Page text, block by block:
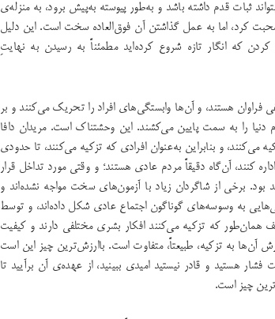
ثبات قدم داشته باشد و به‌طور پیوسته به‌پیش برود، به منزله‌ی
کرد، اما به‌ عمل گذاشتن آن فوق‌العاده سخت است. این دلیل
که انگار تازه شروع کرده‌اید مطمئناً به رسیدن به نهایت‌ِ
هستند، و آن‌ها وابستگی‌های افراد را تحریک می‌کنند و بر
دنیا را به سمت پایین می‌کشند. این وحشتناک است. مریدان دافا
می‌کنند، و بنابراین به‌عنوان افرادی که تزکیه می‌کنند، تا حدودی
کنند، آن‌گاه دقیقاً مردم عادی هستند؛ و وقتی مورد تداخل قرار
بود. برخی از شاگردان زیاد با آزمون‌های سخت مواجه نشده‌اند و
به وسوسه‌های گوناگون اجتماع عادی شکل داده‌اند، و توسط
همان‌طور که تزکیه می‌کنند افکار بشری مختلفی دارند و کیفیت
به‌ تزکیه، طبیعتاً، متفاوت است. باارزش‌ترین چیز این است
هستید و قادر نیستید امیدی ببینید، از عهده‌ی آن برآیید تا
چیز است.